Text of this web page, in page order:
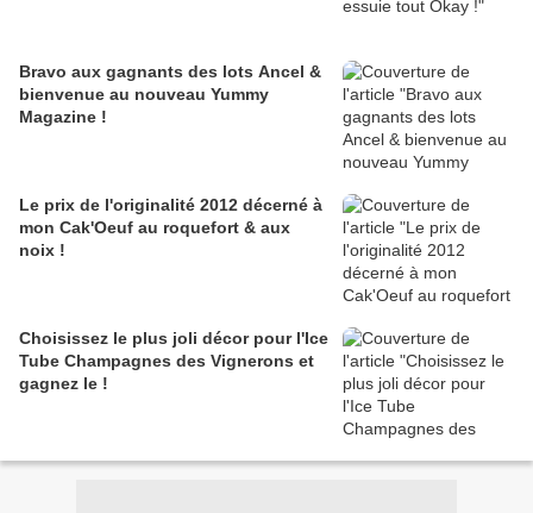
Bravo aux gagnants des lots Ancel &
bienvenue au nouveau Yummy
Magazine !
Le prix de l'originalité 2012 décerné à
mon Cak'Oeuf au roquefort & aux
noix !
Choisissez le plus joli décor pour l'Ice
Tube Champagnes des Vignerons et
gagnez le !